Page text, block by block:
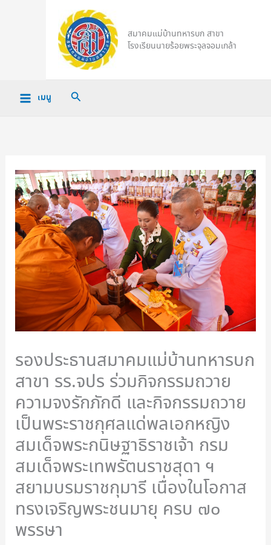
สมาคมแม่บ้านทหารบก สาขา
โรงเรียนนายร้อยพระจุลจอมเกล้า
เมนู Search
รองประธานสมาคมแม่บ้านทหารบก
สาขา รร.จปร ร่วมกิจกรรมถวาย
ความจงรักภักดี และกิจกรรมถวาย
เป็นพระราชกุศลแด่พลเอกหญิง
สมเด็จพระกนิษฐาธิราชเจ้า กรม
สมเด็จพระเทพรัตนราชสุดา ฯ
สยามบรมราชกุมารี เนื่องในโอกาส
ทรงเจริญพระชนมายุ ครบ ๗๐
พรรษา